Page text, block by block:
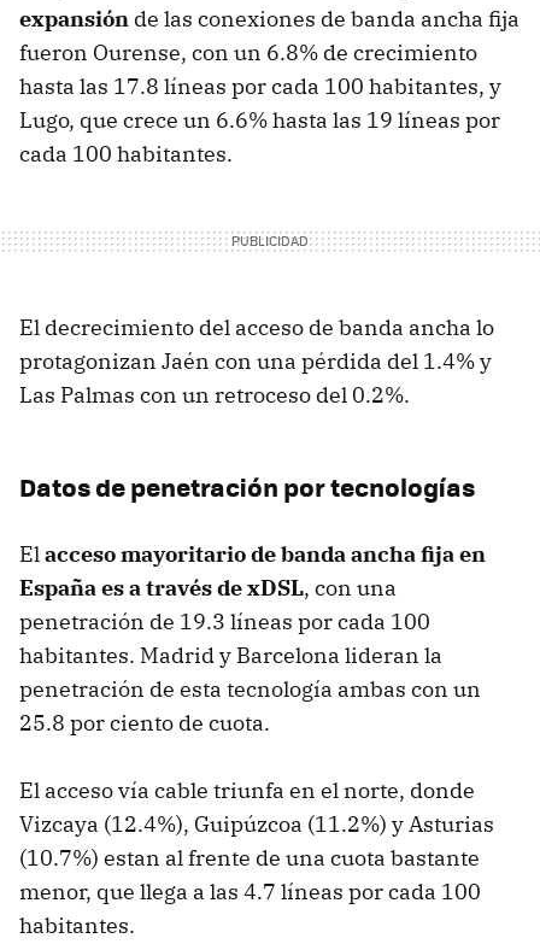
expansión de las conexiones de banda ancha fija
fueron Ourense, con un 6.8% de crecimiento
hasta las 17.8 líneas por cada 100 habitantes, y
Lugo, que crece un 6.6% hasta las 19 líneas por
cada 100 habitantes.
El decrecimiento del acceso de banda ancha lo
protagonizan Jaén con una pérdida del 1.4% y
Las Palmas con un retroceso del 0.2%.
Datos de penetración por tecnologías
Elacceso mayoritario de banda ancha fija en
España es a través de xDSL, con una
penetración de 19.3 líneas por cada 100
habitantes. Madrid y Barcelona lideran la
penetración de esta tecnología ambas con un
25.8 por ciento de cuota.
El acceso vía cable triunfa en el norte, donde
Vizcaya (12.4%), Guipúzcoa (11.2%) y Asturias
(10.7%) estan al frente de una cuota bastante
menor, que llega a las 4.7 líneas por cada 100
habitantes.